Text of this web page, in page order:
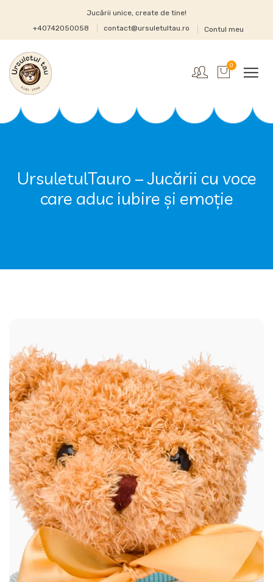
Jucării unice, create de tine!
+40742050058
contact@ursuletultau.ro Contul meu
0
UrsuletulTauro – Jucării cu voce
care aduc iubire și emoție